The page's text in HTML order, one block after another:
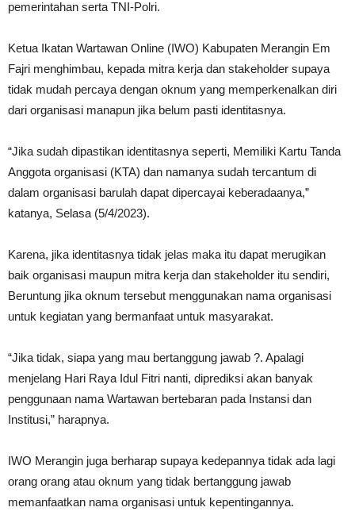
pemerintahan serta TNI-Polri.
Ketua Ikatan Wartawan Online (IWO) Kabupaten Merangin Em
Fajri menghimbau, kepada mitra kerja dan stakeholder supaya
tidak mudah percaya dengan oknum yang memperkenalkan diri
dari organisasi manapun jika belum pasti identitasnya.
“Jika sudah dipastikan identitasnya seperti, Memiliki Kartu Tanda
Anggota organisasi (KTA) dan namanya sudah tercantum di
dalam organisasi barulah dapat dipercayai keberadaanya,”
katanya, Selasa (5/4/2023).
Karena, jika identitasnya tidak jelas maka itu dapat merugikan
baik organisasi maupun mitra kerja dan stakeholder itu sendiri,
Beruntung jika oknum tersebut menggunakan nama organisasi
untuk kegiatan yang bermanfaat untuk masyarakat.
“Jika tidak, siapa yang mau bertanggung jawab ?. Apalagi
menjelang Hari Raya Idul Fitri nanti, diprediksi akan banyak
penggunaan nama Wartawan bertebaran pada Instansi dan
Institusi,” harapnya.
IWO Merangin juga berharap supaya kedepannya tidak ada lagi
orang orang atau oknum yang tidak bertanggung jawab
memanfaatkan nama organisasi untuk kepentingannya.